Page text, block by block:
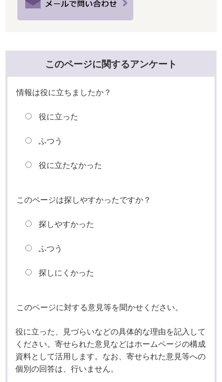
このページに関するアンケート
情報は役に立ちましたか？
役に立った
ふつう
役に立たなかった
このページは探しやすかったですか？
探しやすかった
ふつう
探しにくかった
このページに対する意見等を聞かせください。
役に立った、見づらいなどの具体的な理由を記入して
ください。寄せられた意見などはホームページの構成
資料として活用します。なお、寄せられた意見等への
個別の回答は、行いません。